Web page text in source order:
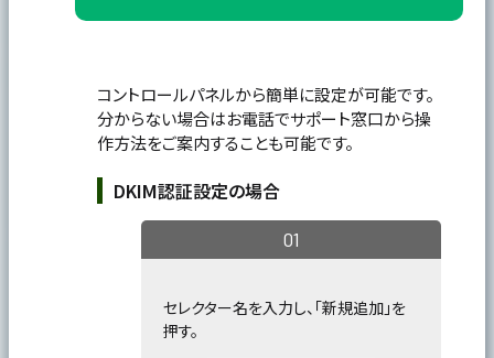
コントロールパネルから簡単に設定が可能です。
分からない場合はお電話でサポート窓口から操
作方法をご案内することも可能です。
DKIM認証設定の場合
セレクター名を入力し、「新規追加」を
押す。